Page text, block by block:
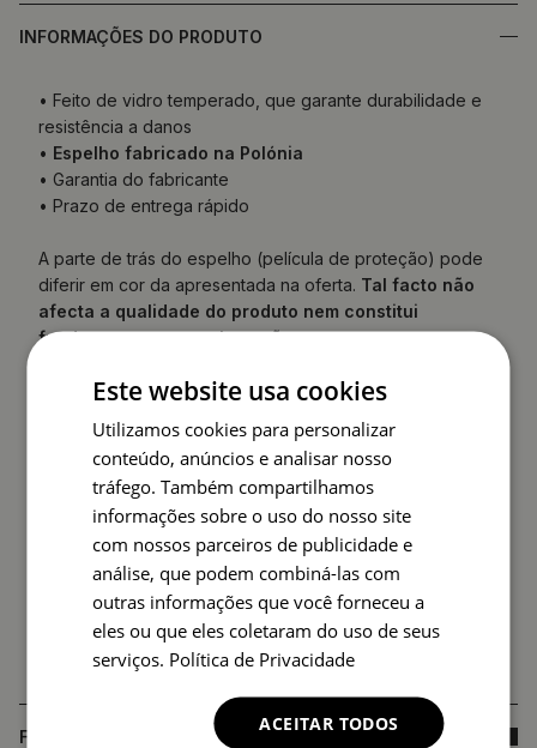
INFORMAÇÕES DO PRODUTO
• Feito de vidro temperado, que garante durabilidade e
resistência a danos
• Espelho fabricado na Polónia
• Garantia do fabricante
• Prazo de entrega rápido
A parte de trás do espelho (película de proteção) pode
diferir em cor da apresentada na oferta. Tal facto não
afecta a qualidade do produto nem constitui
fundamento para reclamação.
FAQ
Este website usa cookies
Utilizamos cookies para personalizar
conteúdo, anúncios e analisar nosso
tráfego. Também compartilhamos
informações sobre o uso do nosso site
com nossos parceiros de publicidade e
análise, que podem combiná-las com
outras informações que você forneceu a
eles ou que eles coletaram do uso de seus
serviços. Política de Privacidade
ACEITAR TODOS